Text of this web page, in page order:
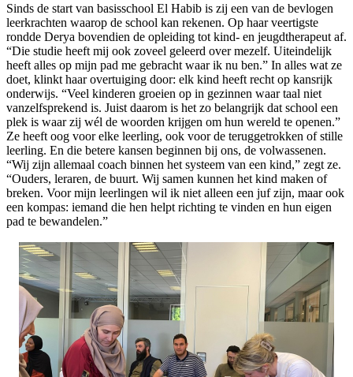
Sinds de start van basisschool El Habib is zij een van de bevlogen
leerkrachten waarop de school kan rekenen. Op haar veertigste
rondde Derya bovendien de opleiding tot kind- en jeugdtherapeut af.
“Die studie heeft mij ook zoveel geleerd over mezelf. Uiteindelijk
heeft alles op mijn pad me gebracht waar ik nu ben.” In alles wat ze
doet, klinkt haar overtuiging door: elk kind heeft recht op kansrijk
onderwijs. “Veel kinderen groeien op in gezinnen waar taal niet
vanzelfsprekend is. Juist daarom is het zo belangrijk dat school een
plek is waar zij wél de woorden krijgen om hun wereld te openen.”
Ze heeft oog voor elke leerling, ook voor de teruggetrokken of stille
leerling. En die betere kansen beginnen bij ons, de volwassenen.
“Wij zijn allemaal coach binnen het systeem van een kind,” zegt ze.
“Ouders, leraren, de buurt. Wij samen kunnen het kind maken of
breken. Voor mijn leerlingen wil ik niet alleen een juf zijn, maar ook
een kompas: iemand die hen helpt richting te vinden en hun eigen
pad te bewandelen.”